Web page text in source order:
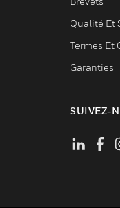
Qualité Et
Termes Et
Garanties
SUIVEZ-